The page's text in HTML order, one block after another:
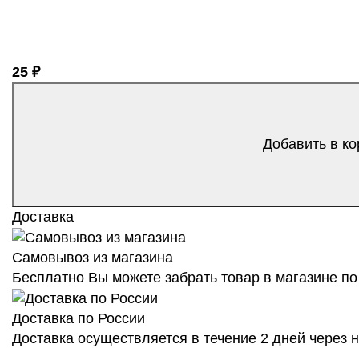
25 ₽
Добавить в
Доставка
Самовывоз из магазина
Бесплатно Вы можете забрать товар в магазине
Доставка по России
Доставка осуществляется в течение 2 дней